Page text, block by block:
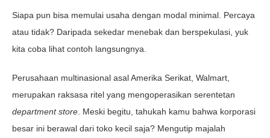
Siapa pun bisa memulai usaha dengan modal minimal. Percaya
atau tidak? Daripada sekedar menebak dan berspekulasi, yuk
kita coba lihat contoh langsungnya.
Perusahaan multinasional asal Amerika Serikat, Walmart,
merupakan raksasa ritel yang mengoperasikan serentetan
department store. Meski begitu, tahukah kamu bahwa korporasi
besar ini berawal dari toko kecil saja? Mengutip majalah